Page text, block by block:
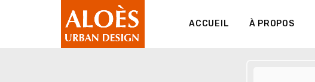
ACCUEIL À PROPOS